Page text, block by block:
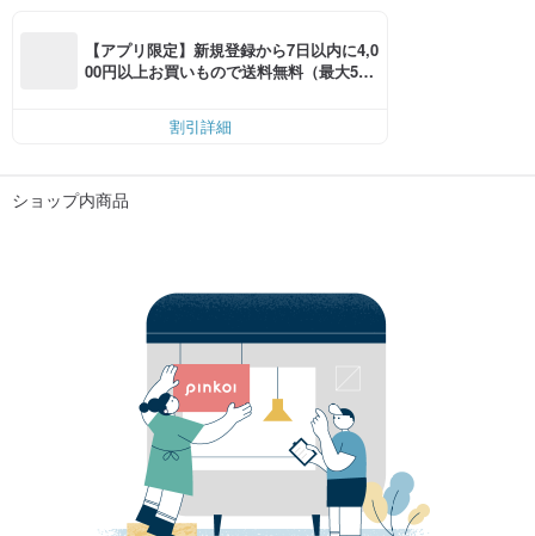
【アプリ限定】新規登録から7日以内に4,0
00円以上お買いもので送料無料（最大500
割引詳細
ショップ内商品